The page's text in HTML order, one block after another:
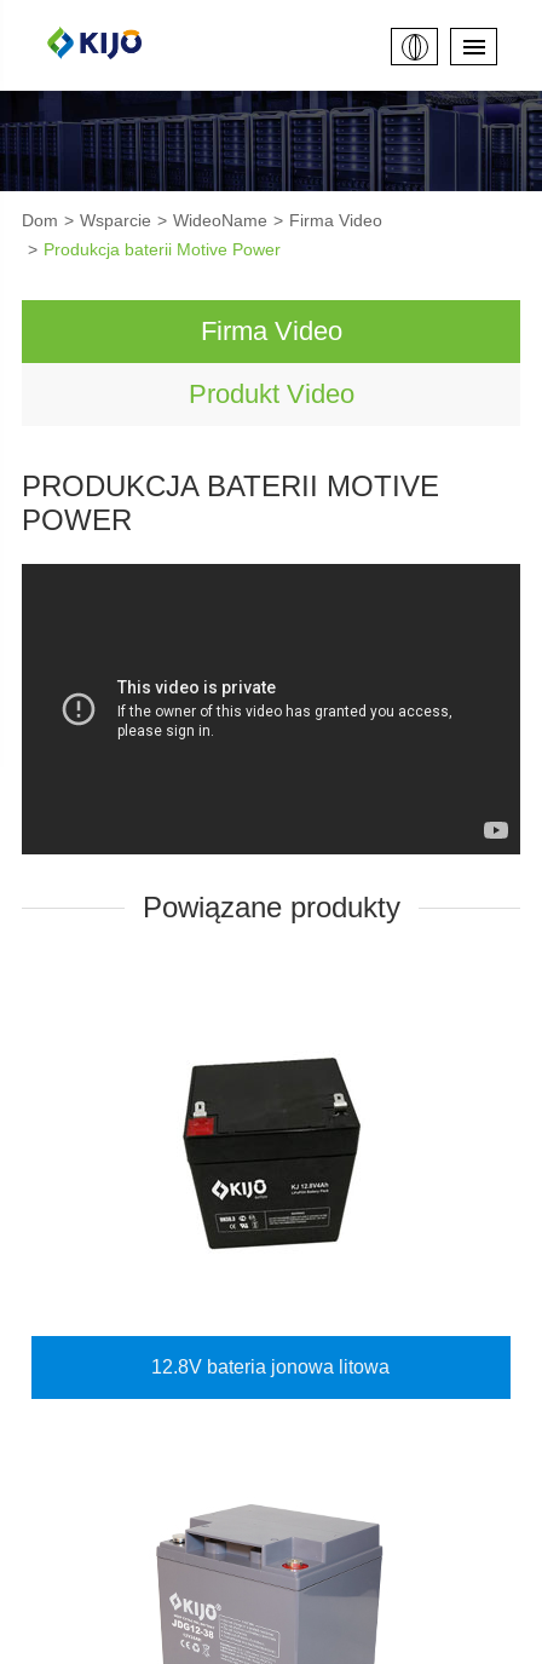
Dom Wsparcie WideoName
Firma Video
Produkcja baterii Motive Power
Firma Video
Produkt Video
PRODUKCJA BATERII MOTIVE
POWER
Powiązane produkty
12.8V bateria jonowa litowa